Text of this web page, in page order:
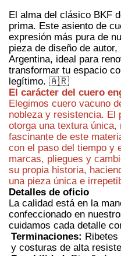
El alma del clásico BKF
prima. Este asiento de
expresión más pura de
pieza de diseño de
Argentina, ideal para
transformar tu espacio
legítimo. 🇦🇷
El carácter del cuero
Elegimos cuero vacuno
nobleza y resistencia. El
otorga una textura
fascinante de este
con el paso del tiempo y
marcas, pliegues y
su propia historia,
una pieza única e
Detalles de oficio
La calidad está en la
confeccionado en
cuidamos cada detalle
Terminaciones:
y costuras de alta